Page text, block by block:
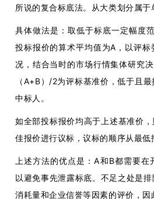
所说的复合标底法。从大类划分属于
具体做法是：取低于标底一定幅度
投标报价的算术平均值为A，以评
况，结合当时的市场行情集体研究
（A+B）/2为评标基准价，低于且
中标人。
如全部投标报价均高于上述基准价
佳报价进行议标，议标的顺序从最低
上述方法的优点是：A和B都需要
以避免事先泄露标底。不足之处是
消耗量和企业信誉等因素的评价，因